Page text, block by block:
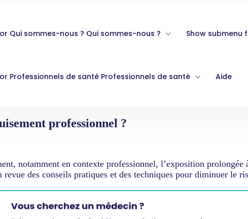
Qui sommes-nous ? Qui sommes-nous ? Show submenu
Professionnels de santé Professionnels de santé Aide
professionnel ?
notamment en contexte professionnel, l’exposition
revue des conseils pratiques et des techniques pour diminuer le